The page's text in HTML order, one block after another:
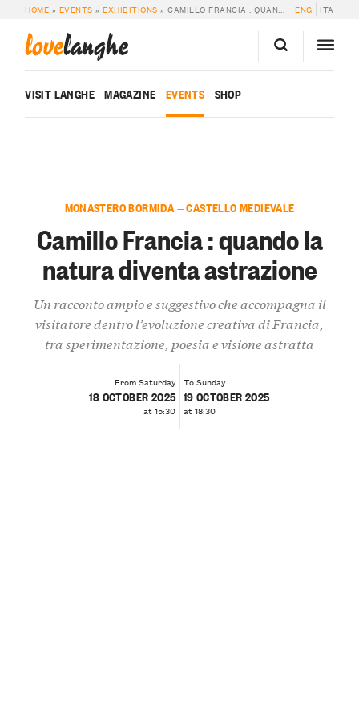
HOME » EVENTS »EXHIBITIONS »CAMILLO FRANCIA : QUANDO LA NATURA DIVENTA ASTRAZIONE ENG ITA
lovelanghe
VISIT LANGHE MAGAZINE EVENTS SHOP
MONASTERO BORMIDA — CASTELLO MEDIEVALE
Camillo Francia : quando la
natura diventa astrazione
Un racconto ampio e suggestivo che accompagna il
visitatore dentro l’evoluzione creativa di Francia,
tra sperimentazione, poesia e visione astratta
From Saturday
18 OCTOBER 2025
at 15:30
To Sunday
19 OCTOBER 2025
at 18:30